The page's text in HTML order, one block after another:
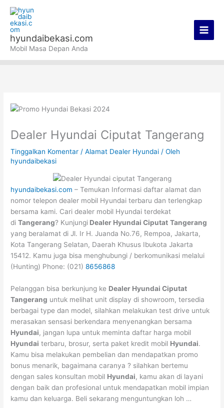
konten
hyundaibekasi.com
Mobil Masa Depan Anda
Dealer Hyundai Ciputat Tangerang
Tinggalkan Komentar /Alamat Dealer Hyundai / Oleh
hyundaibekasi
hyundaibekasi.com– Temukan Informasi daftar alamat dan
nomor telepon dealer mobil Hyundai terbaru dan terlengkap
bersama kami. Cari dealer mobil Hyundai terdekat
diTangerang? Kunjungi Dealer Hyundai Ciputat Tangerang
yang beralamat di Jl. Ir H. Juanda No.76, Rempoa, Jakarta,
Kota Tangerang Selatan, Daerah Khusus Ibukota Jakarta
15412. Kamu juga bisa menghubungi / berkomunikasi melalui
(Hunting) Phone: (021)8656868
Pelanggan bisa berkunjung ke Dealer HyundaiCiputat
Tangerang untuk melihat unit display di showroom, tersedia
berbagai type dan model, silahkan melakukan test drive untuk
merasakan sensasi berkendara menyenangkan bersama
Hyundai, jangan lupa untuk meminta daftar harga mobil
Hyundai terbaru, brosur, serta paket kredit mobil Hyundai.
Kamu bisa melakukan pembelian dan mendapatkan promo
bonus menarik, bagaimana caranya ? silahkan bertemu
dengan sales konsultan mobil Hyundai, kamu akan di layani
dengan baik dan profesional untuk mendapatkan mobil impian
kamu dan keluarga. Beli sekarang menguntungkan loh …